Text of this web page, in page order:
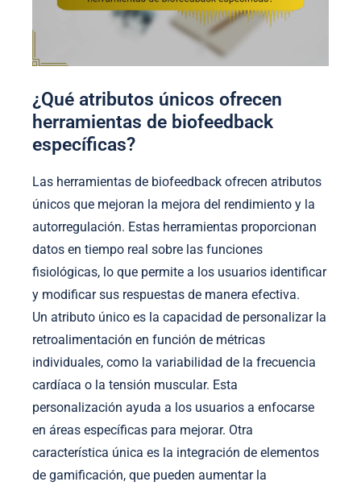
¿Qué atributos únicos ofrecen
herramientas de biofeedback
específicas?
Las herramientas de biofeedback ofrecen atributos
únicos que mejoran la mejora del rendimiento y la
autorregulación. Estas herramientas proporcionan
datos en tiempo real sobre las funciones
fisiológicas, lo que permite a los usuarios identificar
y modificar sus respuestas de manera efectiva.
Un atributo único es la capacidad de personalizar la
retroalimentación en función de métricas
individuales, como la variabilidad de la frecuencia
cardíaca o la tensión muscular. Esta
personalización ayuda a los usuarios a enfocarse
en áreas específicas para mejorar. Otra
característica única es la integración de elementos
de gamificación, que pueden aumentar la